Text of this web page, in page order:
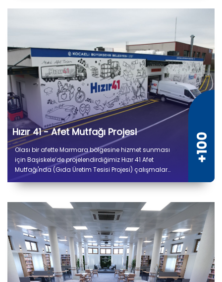
Hızır 41 - Afet Mutfağı Projesi
Olası bir afette Marmara bölgesine hizmet sunması
için Başiskele’de projelendirdiğimiz Hızır 41 Afet
Mutfağı'nda (Gıda Üretim Tesisi Projesi) çalışmalar
tesiste kuru ve soğuk depo alanları, gıda hazırlık,